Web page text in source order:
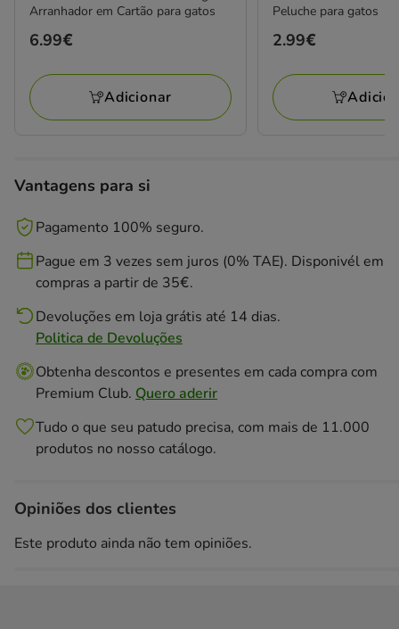
Arranhador em Cartão para gatos
Preço
6.99€
Adicionar
Peluche para gatos
Preço
2.99€
Vantagens para si
Pagamento 100% seguro.
Pague em 3 vezes sem juros (0% TAE). Disponivél em
compras a partir de 35€.
Devoluções em loja grátis até 14 dias.
Politica de Devoluções
Obtenha descontos e presentes em cada compra com
Premium Club. Quero aderir
Tudo o que seu patudo precisa, com mais de 11.000
produtos no nosso catálogo.
Opiniões dos clientes
Este produto ainda não tem opiniões.